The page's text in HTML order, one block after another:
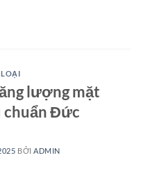
lượng mặt
Đức
BỞI ADMIN